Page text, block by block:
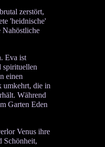
zerstört,
'heidnische'
Nahöstliche
Eva ist
spirituellen
einen
umkehrt, die in
Während
Garten Eden
Venus ihre
Schönheit,